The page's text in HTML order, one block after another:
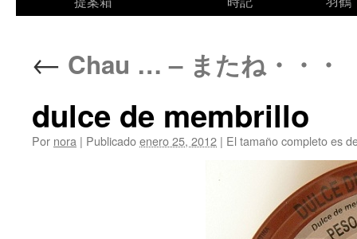
← Chau … – またね・・・
dulce de membrillo
Por nora | Publicadoenero 25, 2012 | El tamaño completo es